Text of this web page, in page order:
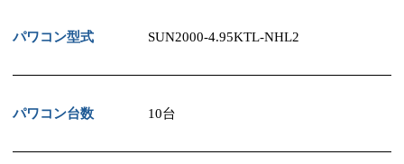
パワコン型式 SUN2000-4.95KTL-NHL2
パワコン台数 10台